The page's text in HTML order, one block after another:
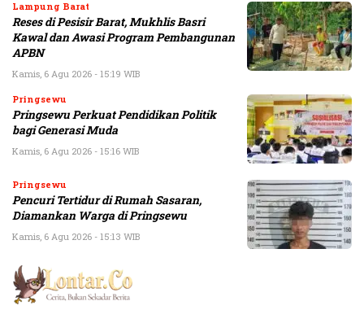
Lampung Barat
Reses di Pesisir Barat, Mukhlis Basri
Kawal dan Awasi Program Pembangunan
APBN
Kamis, 6 Agu 2026 - 15:19 WIB
Pringsewu
Pringsewu Perkuat Pendidikan Politik
bagi Generasi Muda
Kamis, 6 Agu 2026 - 15:16 WIB
Pringsewu
Pencuri Tertidur di Rumah Sasaran,
Diamankan Warga di Pringsewu
Kamis, 6 Agu 2026 - 15:13 WIB